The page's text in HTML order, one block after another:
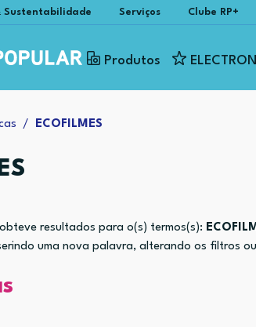
Sustentabilidade Serviços Clube RP+
Produtos
ECOFILMES
resultados para o(s) termos(s):
uma nova palavra, alterando os filtros